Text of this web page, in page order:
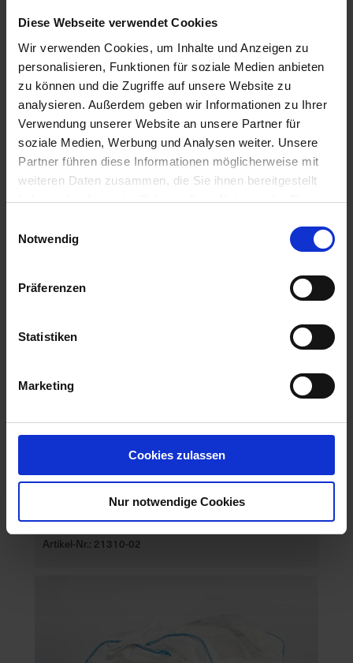
Diese Webseite verwendet Cookies
Wir verwenden Cookies, um Inhalte und Anzeigen zu
personalisieren, Funktionen für soziale Medien anbieten
zu können und die Zugriffe auf unsere Website zu
analysieren. Außerdem geben wir Informationen zu Ihrer
Verwendung unserer Website an unsere Partner für
soziale Medien, Werbung und Analysen weiter. Unsere
Partner führen diese Informationen möglicherweise mit
weiteren Daten zusammen, die Sie ihnen bereitgestellt
haben oder die sie im Rahmen Ihrer Nutzung der Dienste
Notwendig
Präferenzen
Statistiken
Marketing
Cookies zulassen
Nur notwendige Cookies
Futterharnstoff / 25 kg
Artikel-Nr.: 21322-01
Natriumbicarbonat / 25kg
Artikel-Nr.: 21310-02